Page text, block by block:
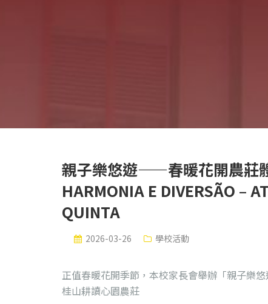
親子樂悠遊——春暖花開農莊
HARMONIA E DIVERSÃO –
QUINTA
2026-03-26 學校活動
正值春暖花開季節，本校家長會舉辦「親子樂
桂山耕讀心園農莊